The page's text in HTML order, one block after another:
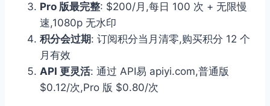
Pro 版最完整: $200/月,每日 100 次 + 无限慢
速,1080p 无水印
积分会过期: 订阅积分当月清零,购买积分 12 个
月有效
API 更灵活: 通过 API易 apiyi.com,普通版
$0.12/次,Pro 版 $0.80/次